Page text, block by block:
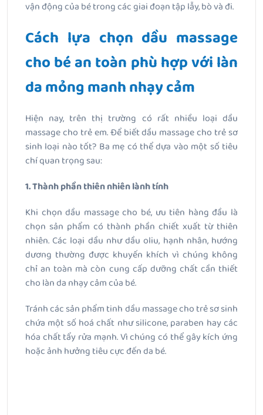
vận động của bé trong các giai đoạn tập lẫy, bò và đi.
Cách lựa chọn dầu massage
cho bé an toàn phù hợp với làn
da mỏng manh nhạy cảm
Hiện nay, trên thị trường có rất nhiều loại dầu
massage cho trẻ em. Để biết dầu massage cho trẻ sơ
sinh loại nào tốt? Ba mẹ có thể dựa vào một số tiêu
chí quan trọng sau:
1. Thành phần thiên nhiên lành tính
Khi chọn dầu massage cho bé, ưu tiên hàng đầu là
chọn sản phẩm có thành phần chiết xuất từ thiên
nhiên. Các loại dầu như dầu oliu, hạnh nhân, hướng
dương thường được khuyến khích vì chúng không
chỉ an toàn mà còn cung cấp dưỡng chất cần thiết
cho làn da nhạy cảm của bé.
Tránh các sản phẩm tinh dầu massage cho trẻ sơ sinh
chứa một số hoá chất như silicone, paraben hay các
hóa chất tẩy rửa mạnh. Vì chúng có thể gây kích ứng
hoặc ảnh hưởng tiêu cực đến da bé.